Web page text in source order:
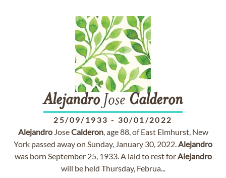
AlejandroJose Calderon
25/09/1933 - 30/01/2022
AlejandroJoseCalderon, age 88, of East Elmhurst, New
York passed away on Sunday, January 30, 2022.Alejandro
was born September 25, 1933. A laid to rest forAlejandro
will be held Thursday, Februa...